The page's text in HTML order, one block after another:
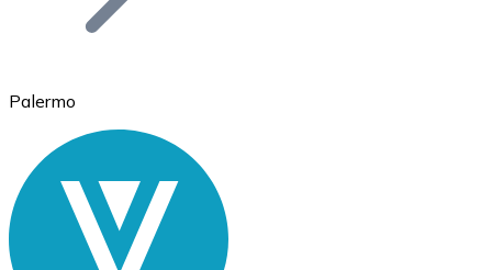
Ethereum
Palermo